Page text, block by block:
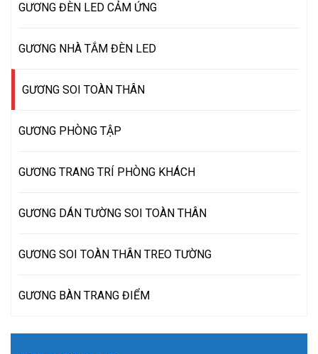
GƯƠNG ĐÈN LED CẢM ỨNG
GƯƠNG NHÀ TẮM ĐÈN LED
GƯƠNG SOI TOÀN THÂN
GƯƠNG PHÒNG TẬP
GƯƠNG TRANG TRÍ PHÒNG KHÁCH
GƯƠNG DÁN TƯỜNG SOI TOÀN THÂN
GƯƠNG SOI TOÀN THÂN TREO TƯỜNG
GƯƠNG BÀN TRANG ĐIỂM